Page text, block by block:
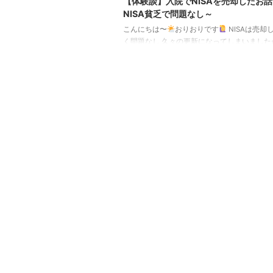
NISA貧乏で問題なし～
こんにちは〜 おりおりです
NISAは売却
く問題なし 久々の更新になってしまいました